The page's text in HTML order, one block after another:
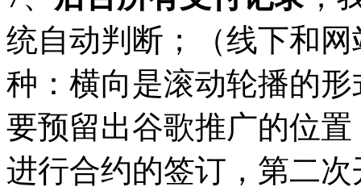
统自动判断；（线下和
种：横向是滚动轮播的
要预留出谷歌推广的位
进行合约的签订，第二